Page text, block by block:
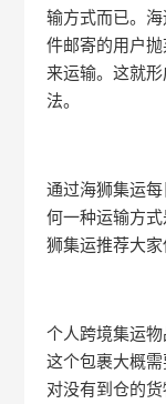
输方式而已。
件邮寄的用户
来运输。这就
法。
通过海狮集运
何一种运输方
狮集运推荐大家
个人跨境集运
这个包裹大概
对没有到仓的